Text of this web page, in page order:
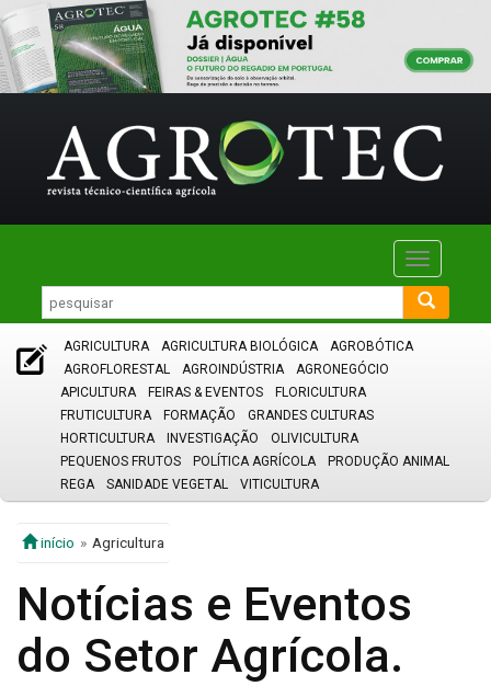
Toggle
AGRICULTURA AGRICULTURA BIOLÓGICA
AGROBÓTICA
AGROFLORESTAL
AGROINDÚSTRIA
AGRONEGÓCIO
APICULTURA
FEIRAS & EVENTOS
FLORICULTURA
FRUTICULTURA
FORMAÇÃO
GRANDES CULTURAS
HORTICULTURA
INVESTIGAÇÃO
OLIVICULTURA
PEQUENOS FRUTOS
POLÍTICA AGRÍCOLA
PRODUÇÃO ANIMAL
REGA
SANIDADE VEGETAL VITICULTURA
início Agricultura
Notícias e Eventos
do Setor Agrícola.